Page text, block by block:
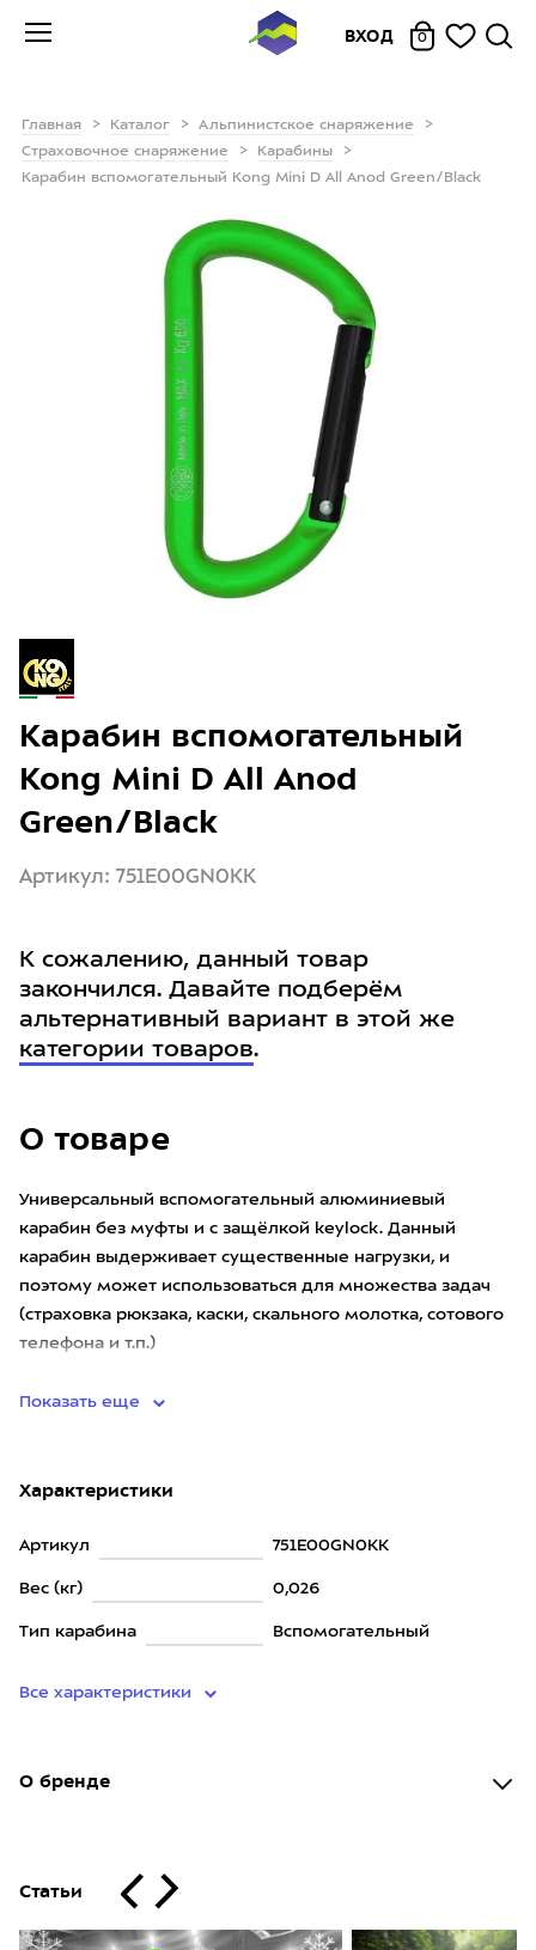
ВХОД 0
Главная Каталог
Альпинистское снаряжение
Страховочное снаряжение
Карабины
Карабин вспомогательный Kong Mini D All Anod Green/Black
О товаре
Универсальный вспомогательный алюминиевый
карабин без муфты и с защёлкой keylock. Данный
карабин выдерживает существенные нагрузки, и
поэтому может использоваться для множества задач
(страховка рюкзака, каски, скального молотка, сотового
телефона и т.п.)
Показать еще
Характеристики
Артикул 751E00GN0KK
Вес (кг) 0,026
Тип карабина Вспомогательный
Все характеристики
О бренде
Статьи
Карабин вспомогательный
Kong Mini D All Anod
Green/Black
Артикул: 751E00GN0KK
К сожалению, данный товар
закончился. Давайте подберём
альтернативный вариант в этой же
категории товаров.